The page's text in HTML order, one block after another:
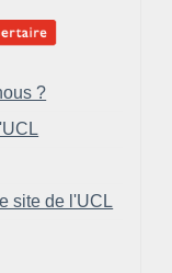
?
site de l'UCL